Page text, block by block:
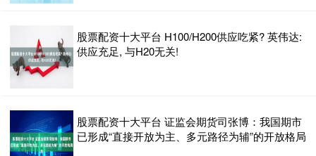
股票配资十大平台 H100/H200供应吃紧? 英伟达:
供应充足, 与H20无关!
股票配资十大平台 证监会期货司张博：我国期市
已形成“直接开放为主、多元路径为辅”的开放格局